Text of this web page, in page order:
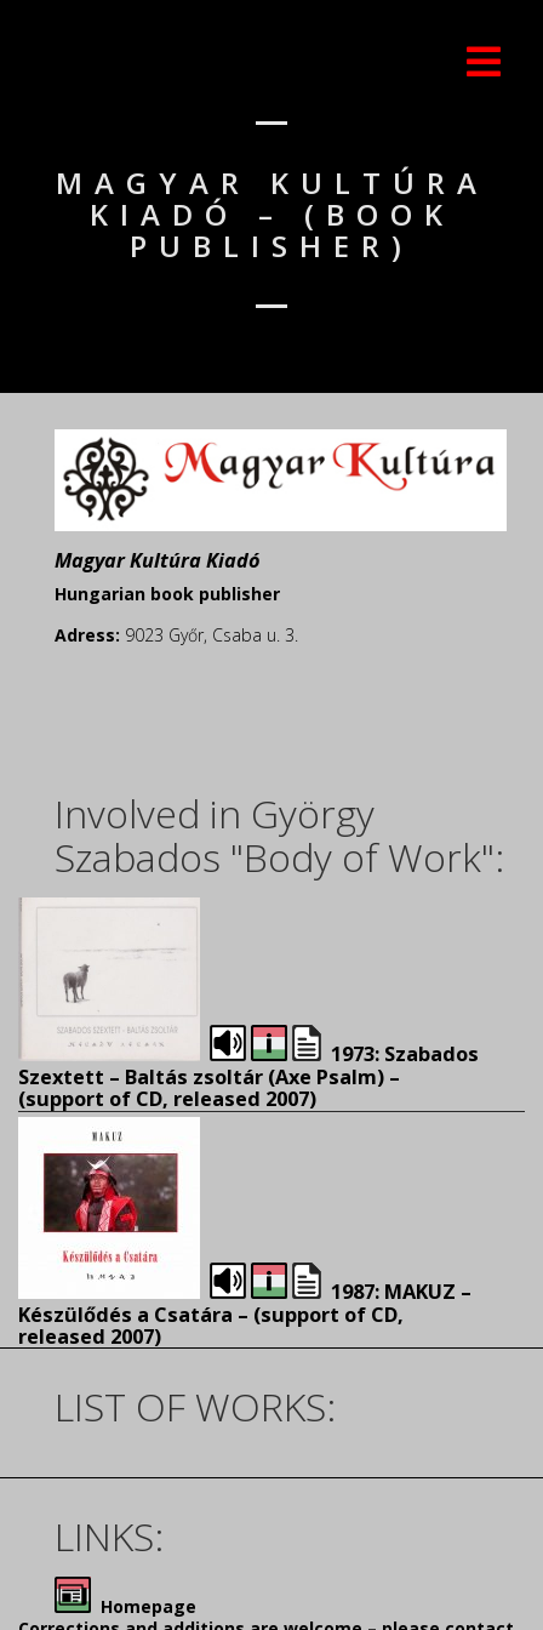
MAGYAR KULTÚRA
KIADÓ – (BOOK
PUBLISHER)
Magyar Kultúra Kiadó
Hungarian book publisher
Adress: 9023 Győr, Csaba u. 3.
Involved in György
Szabados "Body of Work":
1973: Szabados
Szextett – Baltás zsoltár (Axe Psalm) –
(support of CD, released 2007)
1987: MAKUZ –
Készülődés a Csatára – (support of CD,
released 2007)
LIST OF WORKS:
LINKS:
Homepage